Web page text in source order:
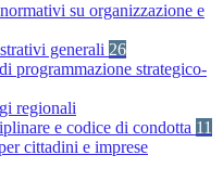
su organizzazione e
generali 26
programmazione strategico-
regionali
e codice di condotta 11
cittadini e imprese